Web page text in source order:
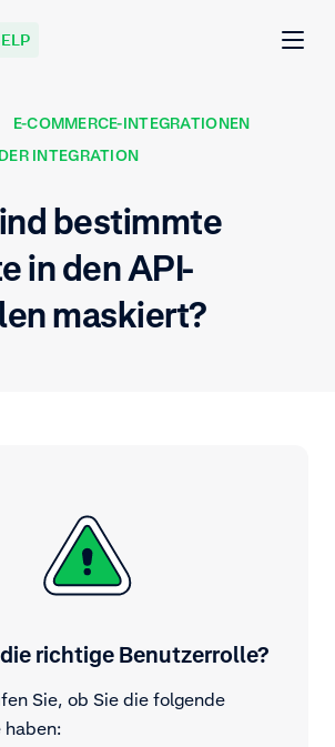
E-COMMERCE-INTEGRATIONEN
INTEGRATION
bestimmte
in den API-
maskiert?
richtige Benutzerrolle?
Sie, ob Sie die folgende
haben: